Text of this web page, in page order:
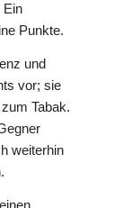
Ein
Punkte.
und
vor; sie
Tabak.
weiterhin